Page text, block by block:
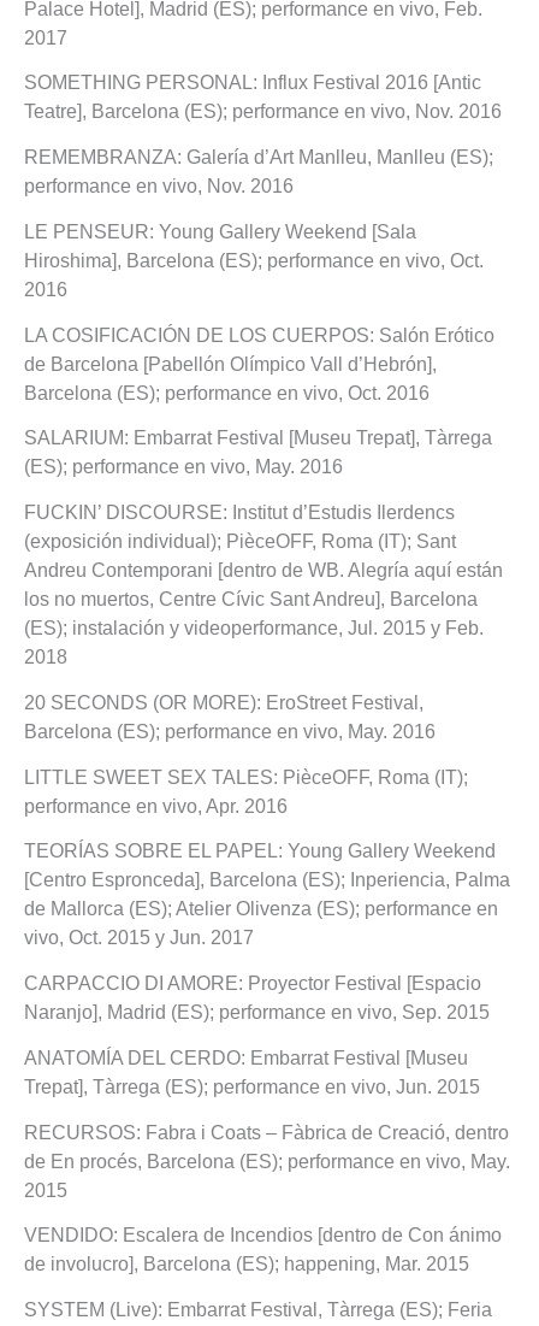
Palace Hotel], Madrid (ES); performance en vivo, Feb.
2017
SOMETHING PERSONAL: Influx Festival 2016 [Antic
Teatre], Barcelona (ES); performance en vivo, Nov. 2016
REMEMBRANZA: Galería d’Art Manlleu, Manlleu (ES);
performance en vivo, Nov. 2016
LE PENSEUR: Young Gallery Weekend [Sala
Hiroshima], Barcelona (ES); performance en vivo, Oct.
2016
LA COSIFICACIÓN DE LOS CUERPOS: Salón Erótico
de Barcelona [Pabellón Olímpico Vall d’Hebrón],
Barcelona (ES); performance en vivo, Oct. 2016
SALARIUM: Embarrat Festival [Museu Trepat], Tàrrega
(ES); performance en vivo, May. 2016
FUCKIN’ DISCOURSE: Institut d’Estudis Ilerdencs
(exposición individual); PièceOFF, Roma (IT); Sant
Andreu Contemporani [dentro de WB. Alegría aquí están
los no muertos, Centre Cívic Sant Andreu], Barcelona
(ES); instalación y videoperformance, Jul. 2015 y Feb.
2018
20 SECONDS (OR MORE): EroStreet Festival,
Barcelona (ES); performance en vivo, May. 2016
LITTLE SWEET SEX TALES: PièceOFF, Roma (IT);
performance en vivo, Apr. 2016
TEORÍAS SOBRE EL PAPEL: Young Gallery Weekend
[Centro Espronceda], Barcelona (ES); Inperiencia, Palma
de Mallorca (ES); Atelier Olivenza (ES); performance en
vivo, Oct. 2015 y Jun. 2017
CARPACCIO DI AMORE: Proyector Festival [Espacio
Naranjo], Madrid (ES); performance en vivo, Sep. 2015
ANATOMÍA DEL CERDO: Embarrat Festival [Museu
Trepat], Tàrrega (ES); performance en vivo, Jun. 2015
RECURSOS: Fabra i Coats – Fàbrica de Creació, dentro
de En procés, Barcelona (ES); performance en vivo, May.
2015
VENDIDO: Escalera de Incendios [dentro de Con ánimo
de involucro], Barcelona (ES); happening, Mar. 2015
SYSTEM (Live): Embarrat Festival, Tàrrega (ES); Feria